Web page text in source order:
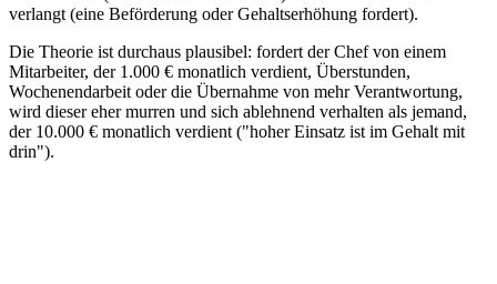
verlangt (eine Beförderung oder Gehaltserhöhung fordert).
Die Theorie ist durchaus plausibel: fordert der Chef von einem
Mitarbeiter, der 1.000 € monatlich verdient, Überstunden,
Wochenendarbeit oder die Übernahme von mehr Verantwortung,
wird dieser eher murren und sich ablehnend verhalten als jemand,
der 10.000 € monatlich verdient ("hoher Einsatz ist im Gehalt mit
drin").